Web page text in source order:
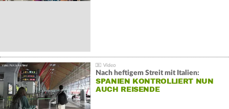
Nach heftigem Streit mit Italien:
SPANIEN KONTROLLIERT NUN
AUCH REISENDE